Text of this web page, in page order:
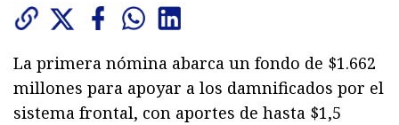
La primera nómina abarca un fondo de $1.662
millones para apoyar a los damnificados por el
sistema frontal, con aportes de hasta $1,5